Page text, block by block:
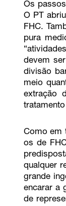
Os
O PT
FHC.
pura
devem
divisão
meio
extração
Como em
os de
qualquer
grande
encarar a
de